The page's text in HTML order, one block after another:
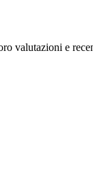
valutazioni e